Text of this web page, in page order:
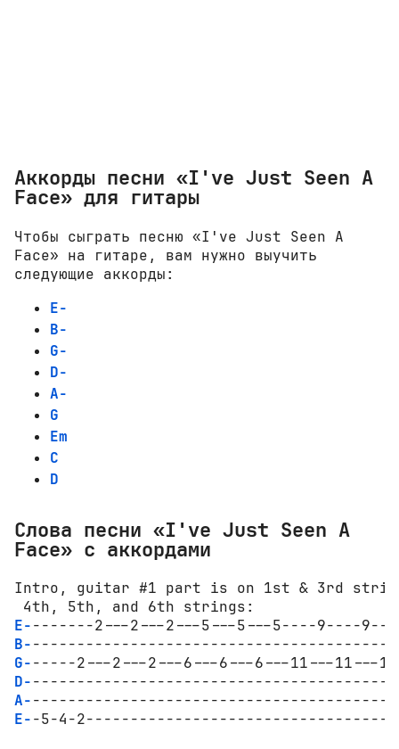
Аккорды песни «I've Just Seen A
Face» для гитары
Чтобы сыграть песню «I've Just Seen A
Face» на гитаре, вам нужно выучить
следующие аккорды:
E-
B-
G-
D-
A-
G
Em
C
D
Слова песни «I've Just Seen A
Face» с аккордами
Intro, guitar #1 part is on 1st & 3rd
E-
B-
G-
D-
A-
E--5-4-